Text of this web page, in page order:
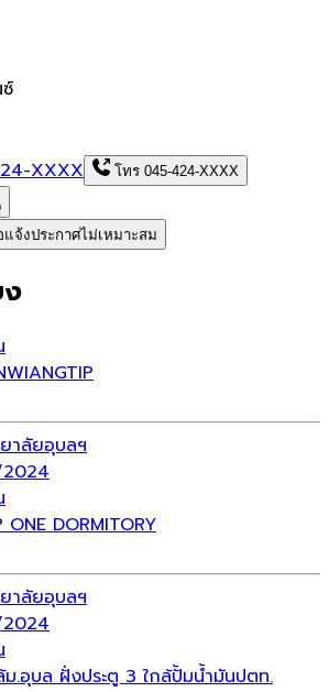
XXXX โทร 045-424-XXXX
แจ้งประกาศไม่เหมาะสม
าลัยอุบลฯ
2024
DORMITORY
าลัยอุบลฯ
2024
.อุบล ฝั่งประตู 3 ใกล้ปั้มน้ำมันปตท.